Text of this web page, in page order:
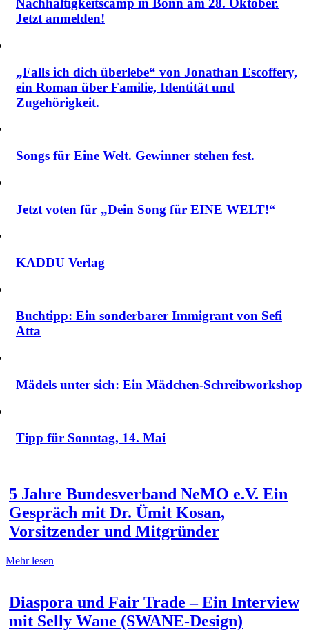
Nachhaltigkeitscamp in Bonn am 28. Oktober.
Jetzt anmelden!
„Falls ich dich überlebe“ von Jonathan Escoffery,
ein Roman über Familie, Identität und
Zugehörigkeit.
Songs für Eine Welt. Gewinner stehen fest.
Jetzt voten für „Dein Song für EINE WELT!“
KADDU Verlag
Buchtipp: Ein sonderbarer Immigrant von Sefi
Atta
Mädels unter sich: Ein Mädchen-Schreibworkshop
Tipp für Sonntag, 14. Mai
5 Jahre Bundesverband NeMO e.V. Ein
Gespräch mit Dr. Ümit Kosan,
Vorsitzender und Mitgründer
Mehr lesen
Diaspora und Fair Trade – Ein Interview
mit Selly Wane (SWANE-Design)